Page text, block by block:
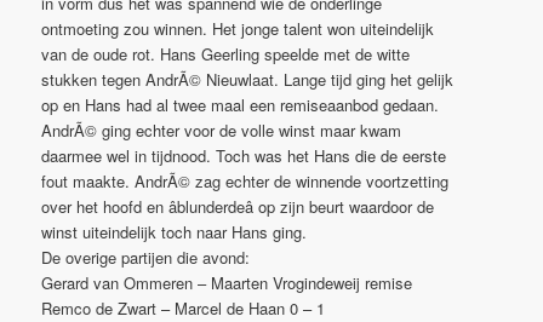
ontmoeting zou winnen. Het jonge talent won uiteindelijk
van de oude rot. Hans Geerling speelde met de witte
stukken tegen AndrÃ© Nieuwlaat. Lange tijd ging het gelijk
op en Hans had al twee maal een remiseaanbod gedaan.
AndrÃ© ging echter voor de volle winst maar kwam
daarmee wel in tijdnood. Toch was het Hans die de eerste
fout maakte. AndrÃ© zag echter de winnende voortzetting
over het hoofd en âblunderdeâ op zijn beurt waardoor de
winst uiteindelijk toch naar Hans ging.
De overige partijen die avond:
Gerard van Ommeren – Maarten Vrogindeweij remise
Remco de Zwart – Marcel de Haan 0 – 1